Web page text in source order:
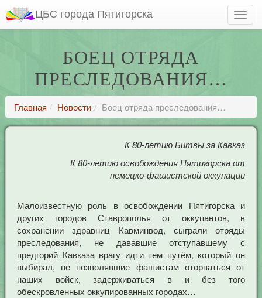
ЦБС города Пятигорска
БОЕЦ ОТРЯДА
ПРЕСЛЕДОВАНИЯ…
Главная Новости Боец отряда преследования…
К 80-летию Битвы за Кавказ
К 80-летию освобождения Пятигорска от
немецко-фашистской оккупации
Малоизвестную роль в освобождении Пятигорска и
других городов Ставрополья от оккупантов, в
сохранении здравниц Кавминвод, сыграли отряды
преследования, не дававшие отступавшему с
предгорий Кавказа врагу идти тем путём, который он
выбирал, не позволявшие фашистам оторваться от
наших войск, задерживаться в и без того
обескровленных оккупированных городах…